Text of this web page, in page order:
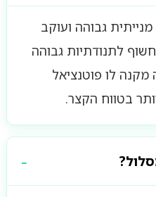
גבוהה ועוקב
לתנודתיות גבוהה
מקנה לו פוטנציאל
בטווח הקצר.